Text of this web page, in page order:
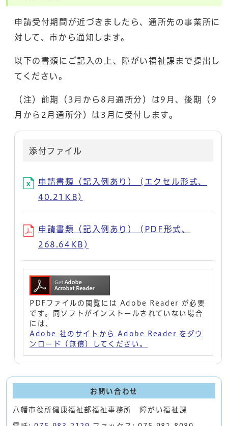
申請受付期間が近づきましたら、通所先の事業所に
対して、市から通知します。
以下の書類にご記入の上、障がい福祉課まで提出し
てください。
（注）前期（3月から8月通所分）は9月、後期（9
月から2月通所分）は3月に受付します。
添付ファイル
申請書類（記入例あり） (エクセル形式、
40.21KB)
申請書類（記入例あり） (PDF形式、
268.64KB)
PDFファイルの閲覧には Adobe Reader が必要
です。同ソフトがインストールされていない場合
には、
Adobe 社のサイトから Adobe Reader をダウ
ンロード（無償）してください。
お問い合わせ
八幡市役所健康福祉部福祉事務所 障がい福祉課